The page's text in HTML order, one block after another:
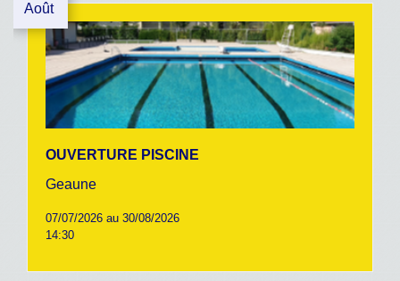
Août
OUVERTURE PISCINE
Geaune
07/07/2026 au 30/08/2026
14:30